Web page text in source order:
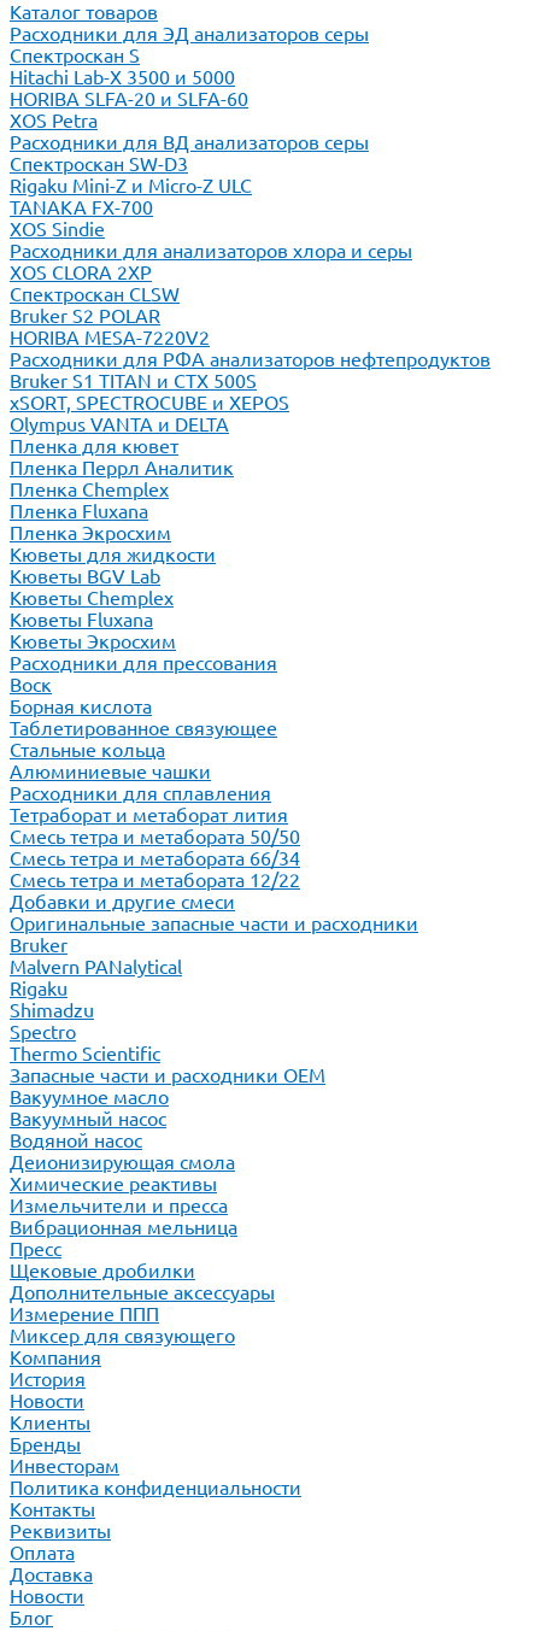
Каталог товаров
Расходники для ЭД анализаторов серы
Спектроскан S
Hitachi Lab-X 3500 и 5000
HORIBA SLFA-20 и SLFA-60
XOS Petra
Расходники для ВД анализаторов серы
Спектроскан SW-D3
Rigaku Mini-Z и Micro-Z ULC
TANAKA FX-700
XOS Sindie
Расходники для анализаторов хлора и серы
XOS CLORA 2XP
Спектроскан CLSW
Bruker S2 POLAR
HORIBA MESA-7220V2
Расходники для РФА анализаторов нефтепродуктов
Bruker S1 TITAN и CTX 500S
xSORT, SPECTROCUBE и XEPOS
Olympus VANTA и DELTA
Пленка для кювет
Пленка Перрл Аналитик
Пленка Chemplex
Пленка Fluxana
Пленка Экросхим
Кюветы для жидкости
Кюветы BGV Lab
Кюветы Chemplex
Кюветы Fluxana
Кюветы Экросхим
Расходники для прессования
Воск
Борная кислота
Таблетированное связующее
Стальные кольца
Алюминиевые чашки
Расходники для сплавления
Тетраборат и метаборат лития
Смесь тетра и метабората 50/50
Смесь тетра и метабората 66/34
Смесь тетра и метабората 12/22
Добавки и другие смеси
Оригинальные запасные части и расходники
Bruker
Malvern PANalytical
Rigaku
Shimadzu
Spectro
Thermo Scientific
Запасные части и расходники ОЕМ
Вакуумное масло
Вакуумный насос
Водяной насос
Деионизирующая смола
Химические реактивы
Измельчители и пресса
Вибрационная мельница
Пресс
Щековые дробилки
Дополнительные аксессуары
Измерение ППП
Миксер для связующего
Компания
История
Новости
Клиенты
Бренды
Инвесторам
Политика конфиденциальности
Контакты
Реквизиты
Оплата
Доставка
Новости
Блог